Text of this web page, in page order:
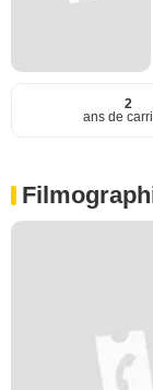
2
ans de